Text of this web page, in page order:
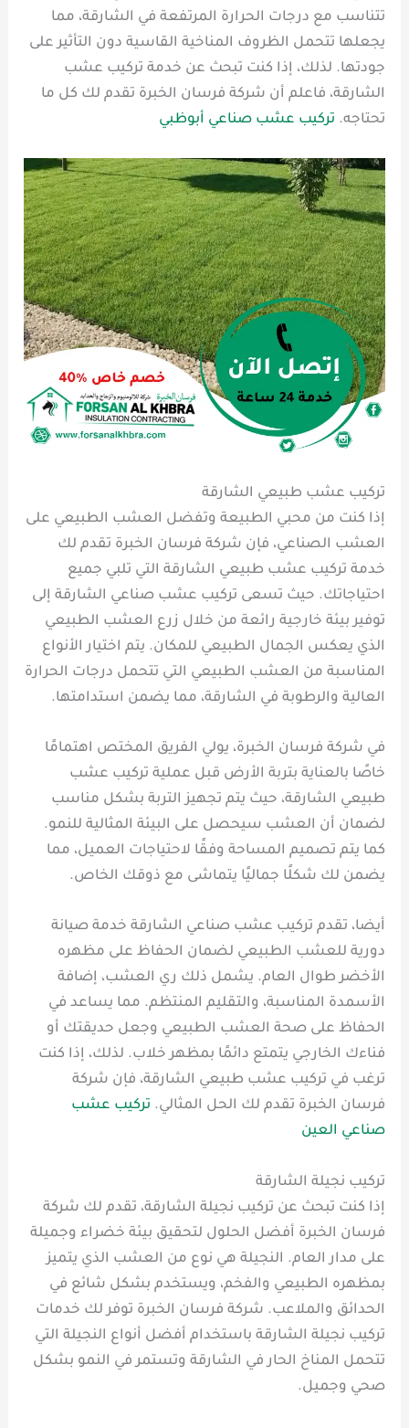
تتناسب مع درجات الحرارة المرتفعة في الشارقة، مما
يجعلها تتحمل الظروف المناخية القاسية دون التأثير على
جودتها. لذلك، إذا كنت تبحث عن خدمة تركيب عشب
الشارقة، فاعلم أن شركة فرسان الخبرة تقدم لك كل ما
تحتاجه. تركيب عشب صناعي أبوظبي
تركيب عشب طبيعي الشارقة
إذا كنت من محبي الطبيعة وتفضل العشب الطبيعي على
العشب الصناعي، فإن شركة فرسان الخبرة تقدم لك
خدمة تركيب عشب طبيعي الشارقة التي تلبي جميع
احتياجاتك. حيث تسعى تركيب عشب صناعي الشارقة إلى
توفير بيئة خارجية رائعة من خلال زرع العشب الطبيعي
الذي يعكس الجمال الطبيعي للمكان. يتم اختيار الأنواع
المناسبة من العشب الطبيعي التي تتحمل درجات الحرارة
العالية والرطوبة في الشارقة، مما يضمن استدامتها.
في شركة فرسان الخبرة، يولي الفريق المختص اهتمامًا
خاصًا بالعناية بتربة الأرض قبل عملية تركيب عشب
طبيعي الشارقة، حيث يتم تجهيز التربة بشكل مناسب
لضمان أن العشب سيحصل على البيئة المثالية للنمو.
كما يتم تصميم المساحة وفقًا لاحتياجات العميل، مما
يضمن لك شكلًا جماليًا يتماشى مع ذوقك الخاص.
أيضا، تقدم تركيب عشب صناعي الشارقة خدمة صيانة
دورية للعشب الطبيعي لضمان الحفاظ على مظهره
الأخضر طوال العام. يشمل ذلك ري العشب، إضافة
الأسمدة المناسبة، والتقليم المنتظم. مما يساعد في
الحفاظ على صحة العشب الطبيعي وجعل حديقتك أو
فناءك الخارجي يتمتع دائمًا بمظهر خلاب. لذلك، إذا كنت
ترغب في تركيب عشب طبيعي الشارقة، فإن شركة
فرسان الخبرة تقدم لك الحل المثالي. تركيب عشب
صناعي العين
تركيب نجيلة الشارقة
إذا كنت تبحث عن تركيب نجيلة الشارقة، تقدم لك شركة
فرسان الخبرة أفضل الحلول لتحقيق بيئة خضراء وجميلة
على مدار العام. النجيلة هي نوع من العشب الذي يتميز
بمظهره الطبيعي والفخم، ويستخدم بشكل شائع في
الحدائق والملاعب. شركة فرسان الخبرة توفر لك خدمات
تركيب نجيلة الشارقة باستخدام أفضل أنواع النجيلة التي
تتحمل المناخ الحار في الشارقة وتستمر في النمو بشكل
صحي وجميل.